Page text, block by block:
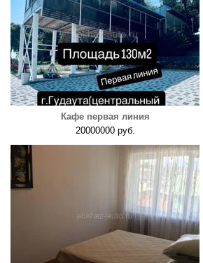
Кафе первая линия
20000000 руб.